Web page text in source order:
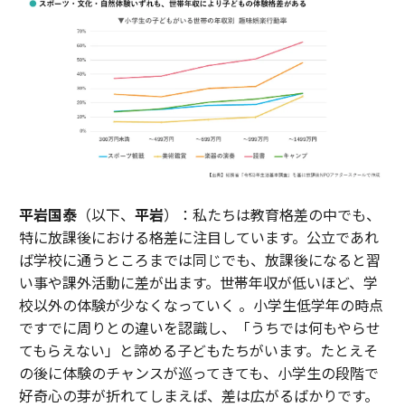
平岩国泰（以下、 平岩）：私たちは教育格差の中でも、
特に放課後における格差に注目しています。公立であれ
ば学校に通うところまでは同じでも、放課後になると習
い事や課外活動に差が出ます。世帯年収が低いほど、学
校以外の体験が少なくなっていく 。小学生低学年の時点
ですでに周りとの違いを認識し、「うちでは何もやらせ
てもらえない」と諦める子どもたちがいます。たとえそ
の後に体験のチャンスが巡ってきても、小学生の段階で
好奇心の芽が折れてしまえば、差は広がるばかりです。